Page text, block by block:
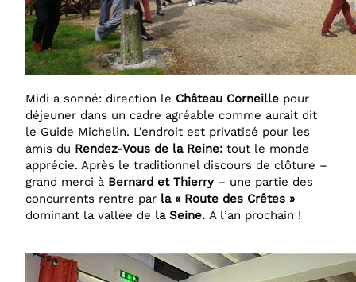
Midi a sonné: direction le Château Corneille pour
déjeuner dans un cadre agréable comme aurait dit
le Guide Michelin. L’endroit est privatisé pour les
amis du Rendez-Vous de la Reine: tout le monde
apprécie. Après le traditionnel discours de clôture –
grand merci à Bernard et Thierry – une partie des
concurrents rentre par la « Route des Crêtes »
dominant la vallée de la Seine. A l’an prochain !